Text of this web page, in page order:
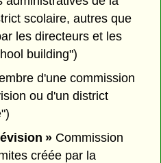
scolaire, autres que
les directeurs et les
building")
d'une commission
ou d'un district
»Commission
créée par la